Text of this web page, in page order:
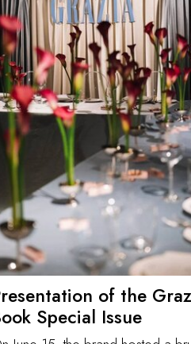
of the
Special Issue